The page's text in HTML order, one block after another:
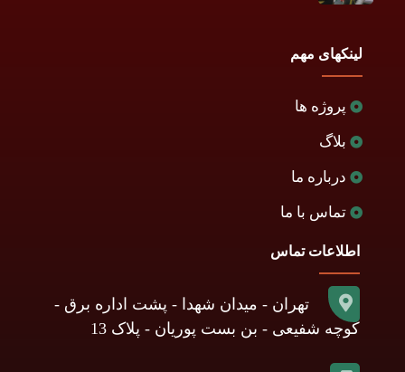
لینکهای مهم
پروژه ها
بلاگ
درباره ما
تماس با ما
اطلاعات تماس
تهران - میدان شهدا - پشت اداره برق -
کوچه شفیعی - بن بست پوریان - پلاک 13